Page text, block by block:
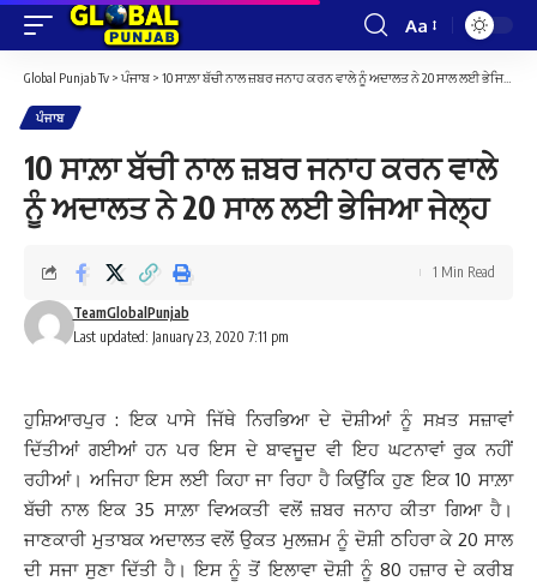
Font
Resizer
Aa
Global Punjab Tv > ਪੰਜਾਬ > 10 ਸਾਲ਼ਾ ਬੱਚੀ ਨਾਲ ਜ਼ਬਰ ਜਨਾਹ ਕਰਨ ਵਾਲੇ ਨੂੰ ਅਦਾਲਤ ਨੇ 20 ਸਾਲ ਲਈ ਭੇਜਿਆ ਜੇਲ੍ਹ
ਪੰਜਾਬ
10 ਸਾਲ਼ਾ ਬੱਚੀ ਨਾਲ ਜ਼ਬਰ ਜਨਾਹ ਕਰਨ ਵਾਲੇ
ਨੂੰ ਅਦਾਲਤ ਨੇ 20 ਸਾਲ ਲਈ ਭੇਜਿਆ ਜੇਲ੍ਹ
Last updated: January 23, 2020 7:11 pm
TeamGlobalPunjab
1 Min Read
ਹੁਸ਼ਿਆਰਪੁਰ : ਇਕ ਪਾਸੇ ਜਿੱਥੇ ਨਿਰਭਿਆ ਦੇ ਦੋਸ਼ੀਆਂ ਨੂੰ ਸਖ਼ਤ ਸਜ਼ਾਵਾਂ
ਦਿੱਤੀਆਂ ਗਈਆਂ ਹਨ ਪਰ ਇਸ ਦੇ ਬਾਵਜੂਦ ਵੀ ਇਹ ਘਟਨਾਵਾਂ ਰੁਕ ਨਹੀਂ
ਰਹੀਆਂ। ਅਜਿਹਾ ਇਸ ਲਈ ਕਿਹਾ ਜਾ ਰਿਹਾ ਹੈ ਕਿਉਂਕਿ ਹੁਣ ਇਕ 10 ਸਾਲ਼ਾ
ਬੱਚੀ ਨਾਲ ਇਕ 35 ਸਾਲ਼ਾ ਵਿਅਕਤੀ ਵਲੋਂ ਜ਼ਬਰ ਜਨਾਹ ਕੀਤਾ ਗਿਆ ਹੈ।
ਜਾਣਕਾਰੀ ਮੁਤਾਬਕ ਅਦਾਲਤ ਵਲੋਂ ਉਕਤ ਮੁਲਜ਼ਮ ਨੂੰ ਦੋਸ਼ੀ ਠਹਿਰਾ ਕੇ 20 ਸਾਲ
ਦੀ ਸਜਾ ਸੁਣਾ ਦਿੱਤੀ ਹੈ। ਇਸ ਨੂੰ ਤੋਂ ਇਲਾਵਾ ਦੋਸ਼ੀ ਨੂੰ 80 ਹਜ਼ਾਰ ਦੇ ਕਰੀਬ